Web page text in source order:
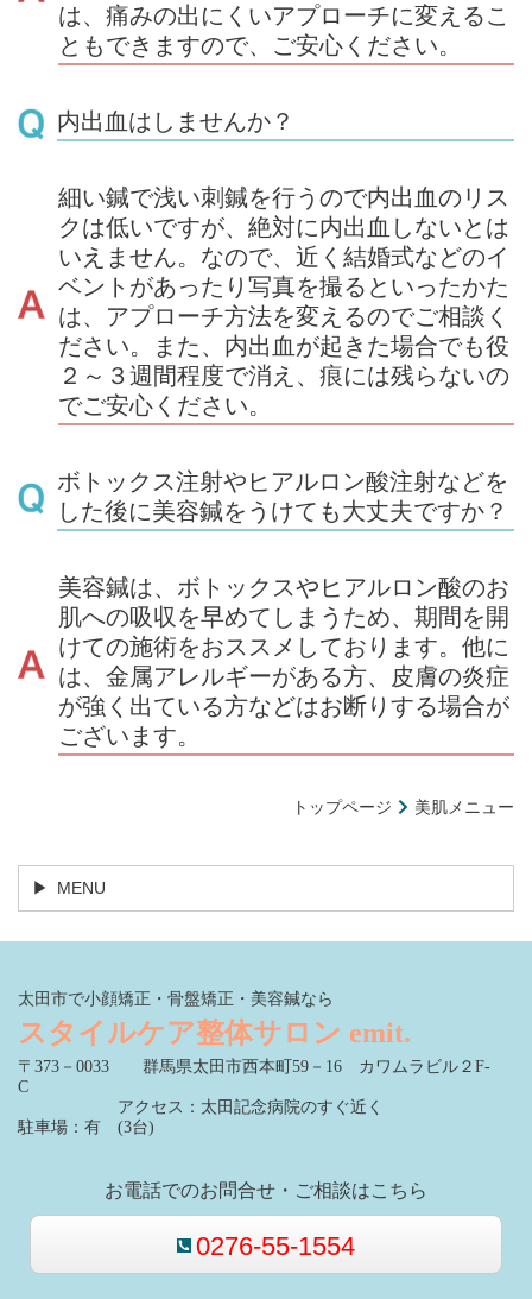
は、痛みの出にくいアプローチに変えるこ
ともできますので、ご安心ください。
内出血はしませんか？
細い鍼で浅い刺鍼を行うので内出血のリス
クは低いですが、絶対に内出血しないとは
いえません。なので、近く結婚式などのイ
ベントがあったり写真を撮るといったかた
は、アプローチ方法を変えるのでご相談く
ださい。また、内出血が起きた場合でも役
２～３週間程度で消え、痕には残らないの
でご安心ください。
ボトックス注射やヒアルロン酸注射などを
した後に美容鍼をうけても大丈夫ですか？
美容鍼は、ボトックスやヒアルロン酸のお
肌への吸収を早めてしまうため、期間を開
けての施術をおススメしております。他に
は、金属アレルギーがある方、皮膚の炎症
が強く出ている方などはお断りする場合が
ございます。
トップページ 美肌メニュー
MENU
太田市で小顔矯正・骨盤矯正・美容鍼なら
スタイルケア整体サロン emit.
〒373－0033 群馬県太田市西本町59－16 カワムラビル２F-
C
アクセス：太田記念病院のすぐ近く
駐車場：有 (3台)
お電話でのお問合せ・ご相談はこちら
0276-55-1554